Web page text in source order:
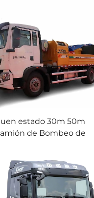
estado 30m 50m
de Bombeo de
de Bombeo de
Concreto